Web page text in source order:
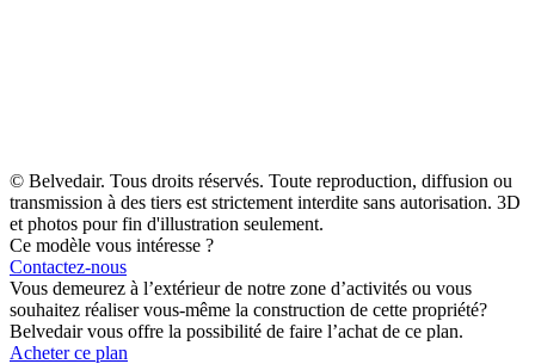
© Belvedair. Tous droits réservés. Toute reproduction, diffusion ou
transmission à des tiers est strictement interdite sans autorisation. 3D
et photos pour fin d'illustration seulement.
Ce modèle vous intéresse ?
Contactez-nous
Vous demeurez à l’extérieur de notre zone d’activités ou vous
souhaitez réaliser vous-même la construction de cette propriété?
Belvedair vous offre la possibilité de faire l’achat de ce plan.
Acheter ce plan